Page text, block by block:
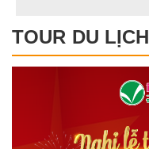
TOUR DU LỊCH